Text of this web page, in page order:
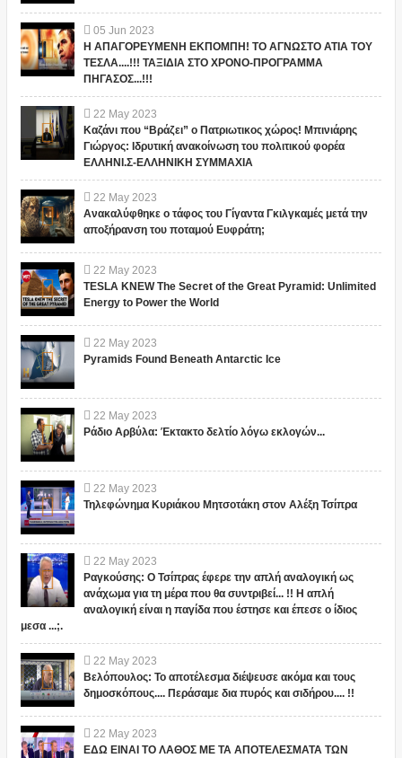
05 Jun 2023
Η ΑΠΑΓΟΡΕΥΜΕΝΗ ΕΚΠΟΜΠΗ! ΤΟ ΑΓΝΩΣΤΟ ΑΤΙΑ ΤΟΥ
ΤΕΣΛΑ....!!! ΤΑΞΙΔΙΑ ΣΤΟ ΧΡΟΝΟ-ΠΡΟΓΡΑΜΜΑ
ΠΗΓΑΣΟΣ...!!!
22 May 2023
Καζάνι που “Βράζει” ο Πατριωτικος χώρος! Μπινιάρης
Γιώργος: Ιδρυτική ανακοίνωση του πολιτικού φορέα
ΕΛΛΗΝΙ.Σ-ΕΛΛΗΝΙΚΗ ΣΥΜΜΑΧΙΑ
22 May 2023
Ανακαλύφθηκε ο τάφος του Γίγαντα Γκιλγκαμές μετά την
αποξήρανση του ποταμού Ευφράτη;
22 May 2023
TESLA KNEW The Secret of the Great Pyramid: Unlimited
Energy to Power the World
22 May 2023
Pyramids Found Beneath Antarctic Ice
22 May 2023
Ράδιο Αρβύλα: Έκτακτο δελτίο λόγω εκλογών...
22 May 2023
Τηλεφώνημα Κυριάκου Μητσοτάκη στον Αλέξη Τσίπρα
22 May 2023
Ραγκούσης: Ο Τσίπρας έφερε την απλή αναλογική ως
ανάχωμα για τη μέρα που θα συντριβεί... !! Η απλή
αναλογική είναι η παγίδα που έστησε και έπεσε ο ίδιος
μεσα ...;.
22 May 2023
Βελόπουλος: Το αποτέλεσμα διέψευσε ακόμα και τους
δημοσκόπους.... Περάσαμε δια πυρός και σιδήρου.... !!
22 May 2023
ΕΔΩ ΕΙΝΑΙ ΤΟ ΛΑΘΟΣ ΜΕ ΤΑ ΑΠΟΤΕΛΕΣΜΑΤΑ ΤΩΝ